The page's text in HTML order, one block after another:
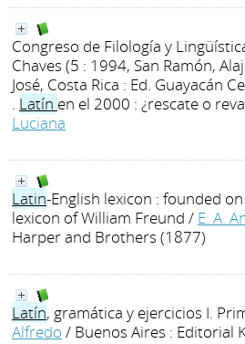
Congreso de Filología y
Chaves (5 : 1994, San Ramón,
José, Costa Rica : Ed. Guayacán
. Latín en el 2000 : ¿rescate o
Luciana
Latin-English lexicon : founded
lexicon of William Freund / E. A.
Harper and Brothers (1877)
Latín, gramática y ejercicios I.
Alfredo / Buenos Aires : Editorial